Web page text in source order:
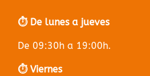
⏱️ De lunes a jueves
De 09:30h a 19:00h.
⏱️ Viernes